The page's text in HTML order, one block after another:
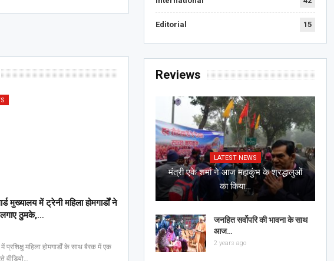
मुख्यालय में ट्रेनी महिला होमगार्डों ने
ठुमके,…
में प्रशिक्षु महिला होमगार्डों के साथ बैरक में एक
वीडियो…
Editorial 15
Reviews
LATEST NEWS
मंत्री एके शर्मा ने आज महाकुंभ के श्रद्धालुओं
का किया…
जनहित सर्वोपरि की भावना के साथ
आज…
2 years ago